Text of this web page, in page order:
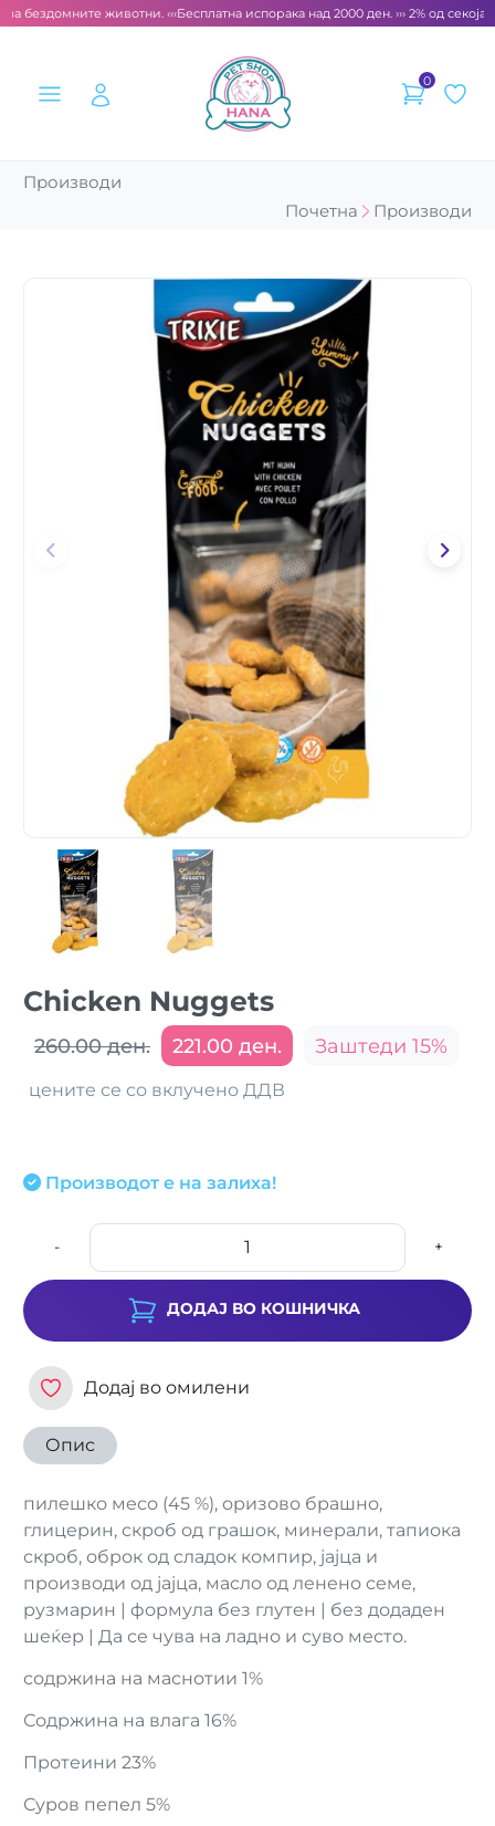
бездомните животни. ‹‹‹Бесплатна испорака над 2000 ден. ››› 2% од секоја
0
Производи
Почетна
Производи
Chicken Nuggets
260.00 ден. 221.00 ден. Заштеди 15%
цените се со вклучено ДДВ
Производот е на залиха!
- +
ДОДАЈ ВО КОШНИЧКА
Додај во омилени
Опис
пилешко месо (45 %), оризово брашно,
глицерин, скроб од грашок, минерали, тапиока
скроб, оброк од сладок компир, јајца и
производи од јајца, масло од ленено семе,
рузмарин | формула без глутен | без додаден
шеќер | Да се чува на ладно и суво место.
содржина на маснотии 1%
Содржина на влага 16%
Протеини 23%
Суров пепел 5%